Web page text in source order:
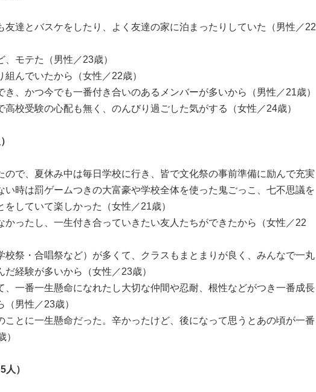
友達とバスケをしたり、よく友達の家に泊まったりしていた（男性／22
、モテた（男性／23歳）
組んでいたから（女性／22歳）
き、かつ今でも一番付き合いのあるメンバーが多いから（男性／21歳）
高校受験の心配も無く、のんびり過ごした気がする（女性／24歳）
ので、夏休み中は毎日学校に行き、皆で文化祭の事前準備に励んで充実
い時は罰ゲームつきの大富豪や学校全体を使った鬼ごっこ、七不思議を
していて楽しかった（女性／21歳）
かったし、一生付き合っていきたい友人たちができたから（女性／22
校祭・合唱祭など）が多くて、クラスもまとまりが良く、みんなで一丸
経験が多いから（女性／23歳）
、一番一生懸命になれたし大切な仲間や忍耐、根性などがつき一番成長
男性／23歳）
ことに一生懸命だった。辛かったけど、後になって思うとあの頃が一番
）
）